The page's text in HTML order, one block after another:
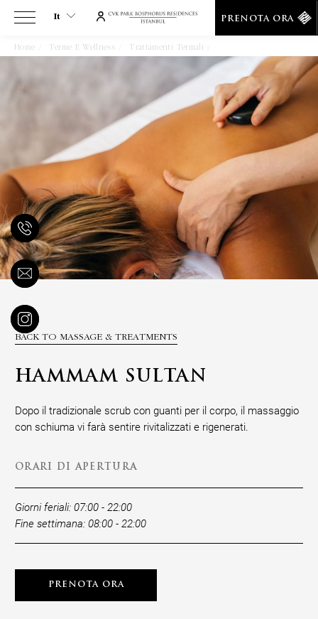
It
Es
Fa
Ru
He
Fr
PRENOTA ORA
Home Terme E Wellness Trattamenti Termali
BACK TO MASSAGE & TREATMENTS
HAMMAM SULTAN
Dopo il tradizionale scrub con guanti per il corpo, il massaggio
con schiuma vi farà sentire rivitalizzati e rigenerati.
ORARI DI APERTURA
Giorni feriali: 07:00 - 22:00
Fine settimana: 08:00 - 22:00
PRENOTA ORA